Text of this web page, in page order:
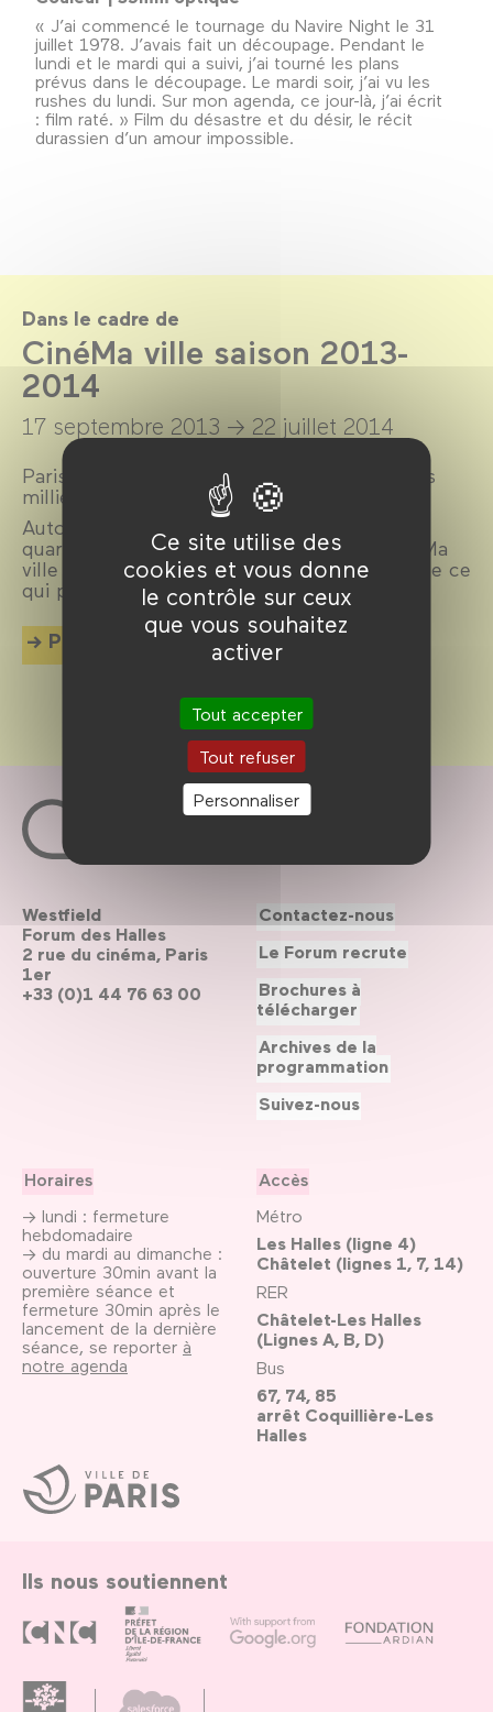
Ce site utilise des
cookies et vous donne
le contrôle sur ceux
que vous souhaitez
activer
Tout accepter
Tout refuser
Personnaliser
« J’ai commencé le tournage du Navire Night le 31
juillet 1978. J’avais fait un découpage. Pendant le
lundi et le mardi qui a suivi, j’ai tourné les plans
prévus dans le découpage. Le mardi soir, j’ai vu les
rushes du lundi. Sur mon agenda, ce jour-là, j’ai écrit
: film raté. » Film du désastre et du désir, le récit
durassien d’un amour impossible.
Dans le cadre de
CinéMa ville saison 2013-
2014
17 septembre 2013 → 22 juillet 2014
Paris, ville lumière, ville cinéma, a inspiré des
milliers de films.
Autour d’un réalisateur, d’un acteur, d’un
quartier, d’une époque ou d’un thème, CinéMa
ville propose chaque mois une exploration de ce
qui palpite dans la cité.
Plus d'info
Ville
de
Paris
Westfield
Forum des Halles
2 rue du cinéma, Paris
1er
+33 (0)1 44 76 63 00
Horaires
→ lundi : fermeture
hebdomadaire
→ du mardi au dimanche :
ouverture 30min avant la
première séance et
fermeture 30min après le
lancement de la dernière
séance, se reporter à
notre agenda
Accès
Métro
Les Halles (ligne 4)
Châtelet (lignes 1, 7, 14)
RER
Châtelet-Les Halles
(Lignes A, B, D)
Bus
67, 74, 85
arrêt Coquillière-Les
Halles
Contactez-nous
Le Forum recrute
Brochures à
télécharger
Archives de la
programmation
Suivez-nous
Ils nous soutiennent